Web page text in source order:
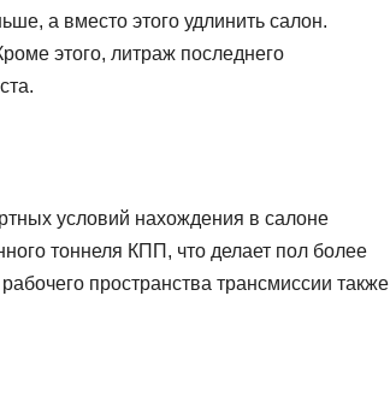
а вместо этого удлинить салон.
этого, литраж последнего
условий нахождения в салоне
тоннеля КПП, что делает пол более
пространства трансмиссии также